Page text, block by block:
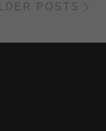
POSTS